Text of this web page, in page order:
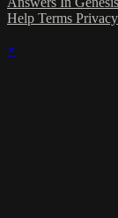
Help Terms Privacy
×